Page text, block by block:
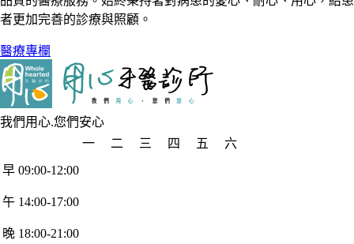
者更加完善的診療與照顧。
醫療專欄
我們用心.您們安心
一
二 三 四 五
六
早 09:00-12:00
午 14:00-17:00
晚 18:00-21:00